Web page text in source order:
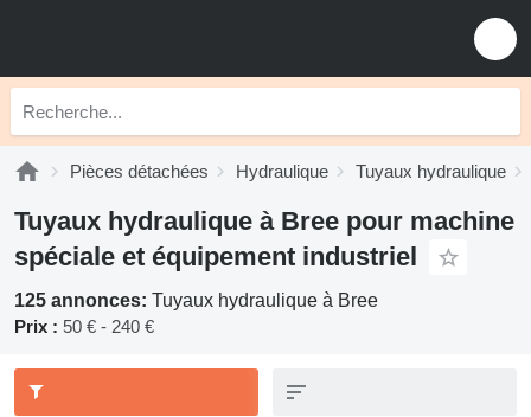
Pièces détachées Hydraulique Tuyaux hydraulique
Tuyaux hydraulique à Bree pour machine
spéciale et équipement industriel
125 annonces: Tuyaux hydraulique à Bree
Prix : 50 € - 240 €